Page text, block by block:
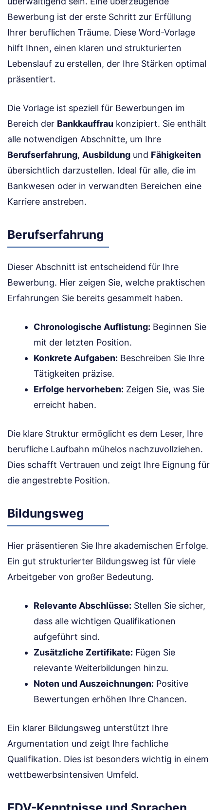
Bewerbung ist der erste Schritt zur Erfüllung
Ihrer beruflichen Träume. Diese Word-Vorlage
hilft Ihnen, einen klaren und strukturierten
Lebenslauf zu erstellen, der Ihre Stärken optimal
präsentiert.
Die Vorlage ist speziell für Bewerbungen im
Bereich der Bankkauffrau konzipiert. Sie enthält
alle notwendigen Abschnitte, um Ihre
Berufserfahrung, Ausbildung und Fähigkeiten
übersichtlich darzustellen. Ideal für alle, die im
Bankwesen oder in verwandten Bereichen eine
Karriere anstreben.
Berufserfahrung
Dieser Abschnitt ist entscheidend für Ihre
Bewerbung. Hier zeigen Sie, welche praktischen
Erfahrungen Sie bereits gesammelt haben.
Chronologische Auflistung: Beginnen Sie
mit der letzten Position.
Konkrete Aufgaben: Beschreiben Sie Ihre
Tätigkeiten präzise.
Erfolge hervorheben: Zeigen Sie, was Sie
erreicht haben.
Die klare Struktur ermöglicht es dem Leser, Ihre
berufliche Laufbahn mühelos nachzuvollziehen.
Dies schafft Vertrauen und zeigt Ihre Eignung für
die angestrebte Position.
Bildungsweg
Hier präsentieren Sie Ihre akademischen Erfolge.
Ein gut strukturierter Bildungsweg ist für viele
Arbeitgeber von großer Bedeutung.
Relevante Abschlüsse: Stellen Sie sicher,
dass alle wichtigen Qualifikationen
aufgeführt sind.
Zusätzliche Zertifikate: Fügen Sie
relevante Weiterbildungen hinzu.
Noten und Auszeichnungen: Positive
Bewertungen erhöhen Ihre Chancen.
Ein klarer Bildungsweg unterstützt Ihre
Argumentation und zeigt Ihre fachliche
Qualifikation. Dies ist besonders wichtig in einem
wettbewerbsintensiven Umfeld.